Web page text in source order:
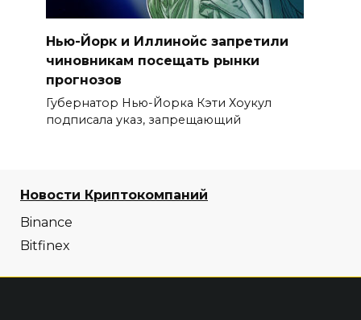
Нью-Йорк и Иллинойс запретили
чиновникам посещать рынки
прогнозов
Губернатор Нью-Йорка Кэти Хоукул
подписала указ, запрещающий
Новости Криптокомпаний
Binance
Bitfinex